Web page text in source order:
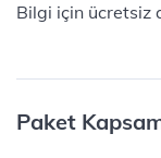
Bilgi için ücretsiz
Paket